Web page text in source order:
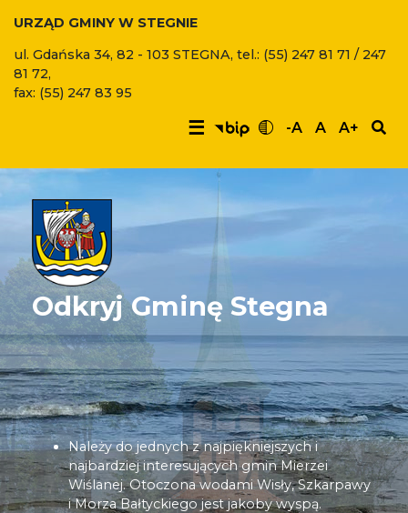
URZĄD GMINY W STEGNIE
ul. Gdańska 34, 82 - 103 STEGNA, tel.: (55) 247 81 71 / 247
81 72,
fax: (55) 247 83 95
☰ -A A A+
Odkryj Gminę Stegna
Należy do jednych z najpiękniejszych i
najbardziej interesujących gmin Mierzei
Wiślanej. Otoczona wodami Wisły, Szkarpawy
i Morza Bałtyckiego jest jakoby wyspą.